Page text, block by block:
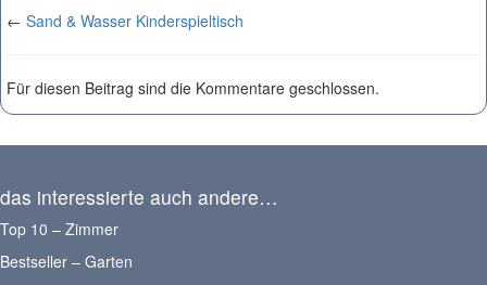
← Sand & Wasser Kinderspieltisch
Für diesen Beitrag sind die Kommentare geschlossen.
das interessierte auch andere…
Top 10 – Zimmer
Bestseller – Garten